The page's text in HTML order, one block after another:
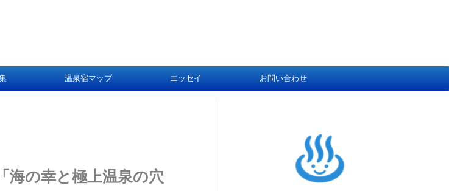
温泉宿マップ エッセイ お問い合わせ
海の幸と極上温泉の穴